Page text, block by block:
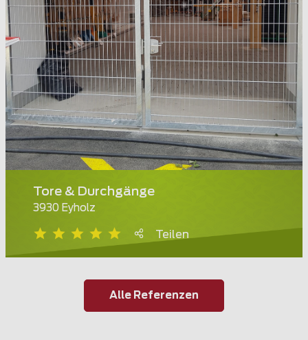
Tore & Durchgänge
3930 Eyholz
Teilen
Alle Referenzen